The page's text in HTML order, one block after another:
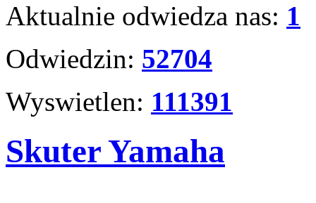
Aktualnie odwiedza nas: 1
Odwiedzin: 52704
Wyswietlen: 111391
Skuter Yamaha